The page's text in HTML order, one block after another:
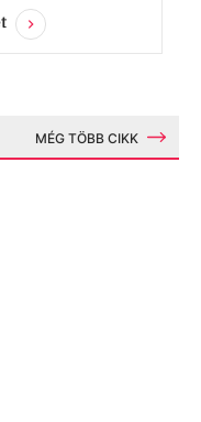
MÉG TÖBB CIKK